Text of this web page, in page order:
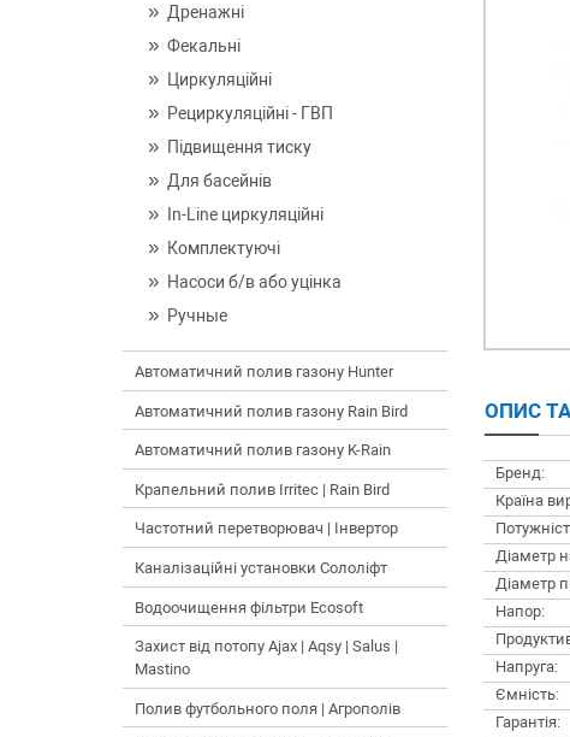
Дренажні
Фекальні
Циркуляційні
Рециркуляційні - ГВП
Підвищення тиску
Для басейнів
In-Line циркуляційні
Комплектуючі
Насоси б/в або уцінка
Ручные
Автоматичний полив газону Hunter
Автоматичний полив газону Rain Bird
Автоматичний полив газону K-Rain
Крапельний полив Irritec | Rain Bird
Частотний перетворювач | Інвертор
Каналізаційні установки Сололіфт
Водоочищення фільтри Ecosoft
Захист від потопу Ajax | Aqsy | Salus |
Mastino
Полив футбольного поля | Агрополів
ОПИС
Бренд:
Країна
Діаметр
Діаметр
Напор:
Напруга:
Ємність:
Гарантія: